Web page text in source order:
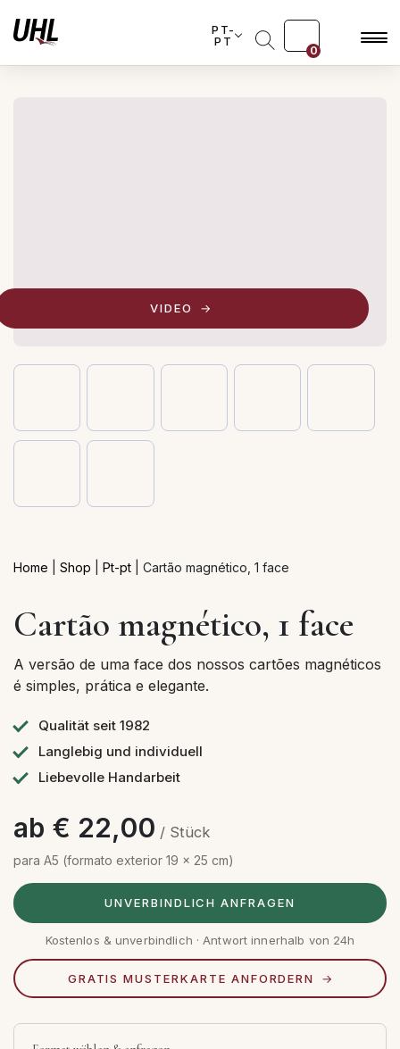
PT-
PT
0
VIDEO
Home Shop Pt-pt Cartão magnético, 1 face
Cartão magnético, 1 face
A versão de uma face dos nossos cartões magnéticos
é simples, prática e elegante.
Qualität seit 1982
Langlebig und individuell
Liebevolle Handarbeit
ab € 22,00 / Stück
para A5 (formato exterior 19 × 25 cm)
UNVERBINDLICH ANFRAGEN
Kostenlos & unverbindlich · Antwort innerhalb von 24h
GRATIS MUSTERKARTE ANFORDERN